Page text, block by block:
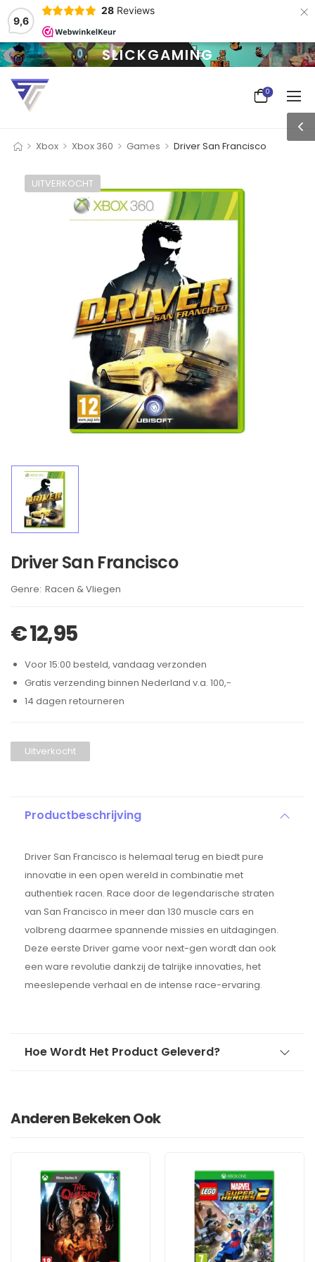
9,6
28 Reviews ×
SLICKGAMING
0
> Xbox > Xbox 360 > Games > Driver San Francisco
UITVERKOCHT
Driver San Francisco
Brand:
Racen & Vliegen
€12,95
Voor 15:00 besteld, vandaag verzonden
Gratis verzending binnen Nederland v.a. 100,-
14 dagen retourneren
Uitverkocht
Productbeschrijving
Driver San Francisco is helemaal terug en biedt pure
innovatie in een open wereld in combinatie met
authentiek racen. Race door de legendarische straten
van San Francisco in meer dan 130 muscle cars en
volbreng daarmee spannende missies en uitdagingen.
Deze eerste Driver game voor next-gen wordt dan ook
een ware revolutie dankzij de talrijke innovaties, het
meeslepende verhaal en de intense race-ervaring.
Hoe Wordt Het Product Geleverd?
Anderen Bekeken Ook